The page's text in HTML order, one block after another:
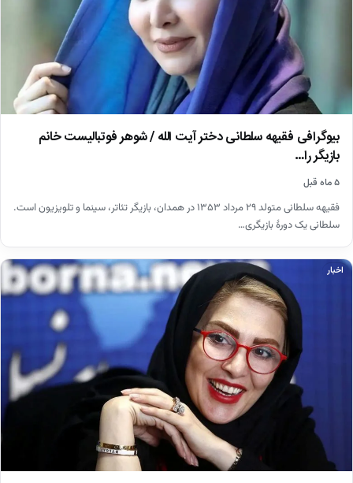
بیوگرافی فقیهه سلطانی دختر آیت الله / شوهر فوتبالیست خانم
بازیگر را…
۵ ماه قبل
فقیهه سلطانی متولد ۲۹ مرداد ۱۳۵۳ در همدان، بازیگر تئاتر، سینما و تلویزیون است.
سلطانی یک دورهٔ بازیگری…
اخبار